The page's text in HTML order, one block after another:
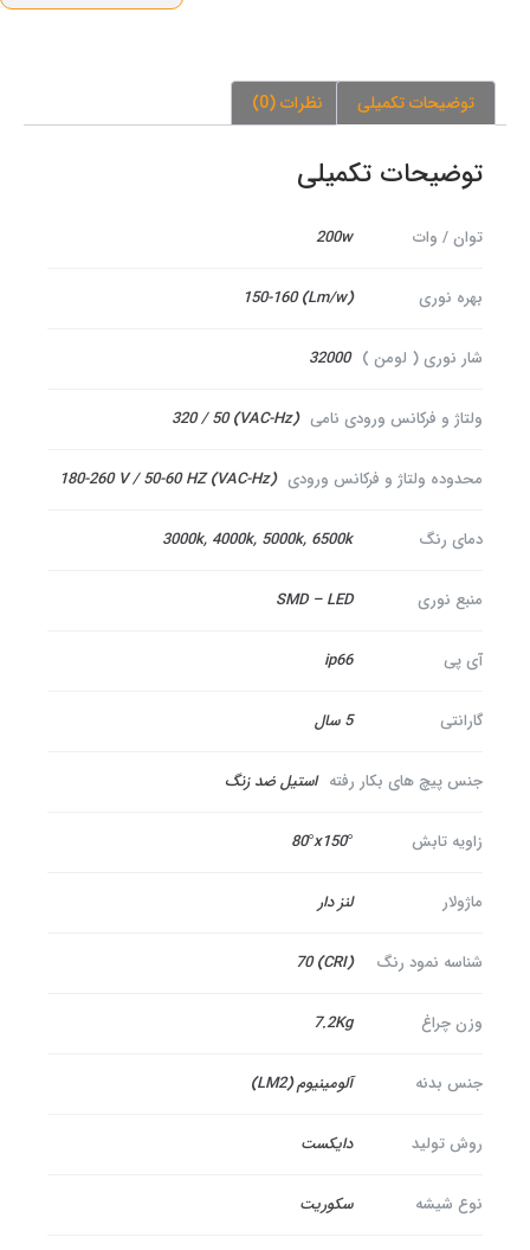
توضیحات تکمیلی نظرات (0)
توضیحات تکمیلی
توان / وات 200w
بهره نوری
شار نوری ( لومن ) 32000
ولتاژ و فرکانس ورودی نامی
محدوده ولتاژ و فرکانس ورودی
دمای رنگ 3000k, 4000k, 5000k, 6500k
منبع نوری SMD – LED
آی پی ip66
گارانتی
جنس پیچ های بکار رفته استیل ضد زنگ
زاویه تابش 80°x150°
ماژولار لنز دار
شناسه نمود رنگ
وزن چراغ 7.2Kg
جنس بدنه آلومینیوم (LM2)
روش تولید دایکست
نوع شیشه سکوریت